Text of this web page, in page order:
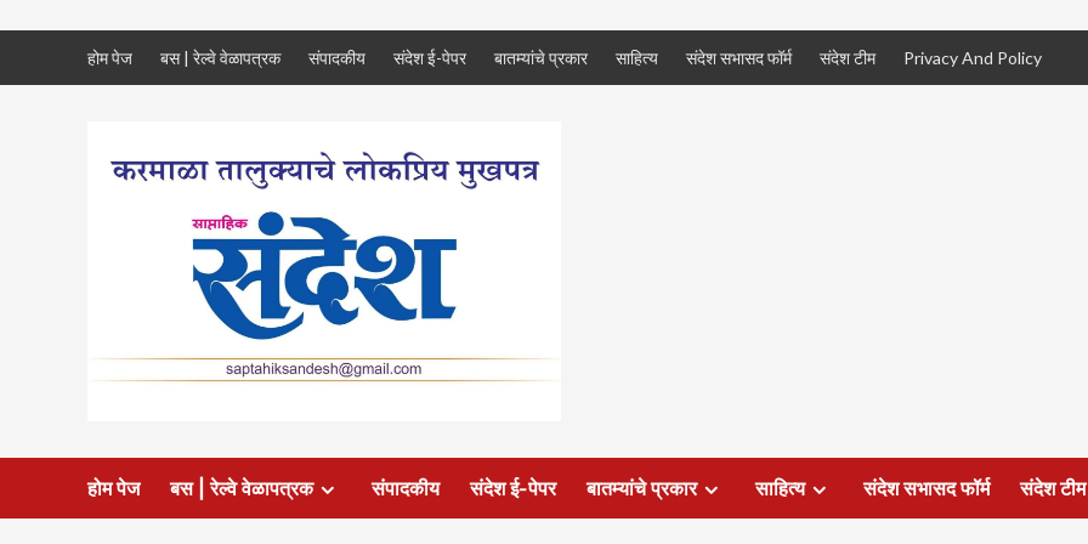
होम पेज बस | रेल्वे वेळापत्रक संपादकीय संदेश ई-पेपर बातम्यांचे प्रकार साहित्य संदेश सभासद फॉर्म संदेश टीम Privacy And Policy
होम पेज बस | रेल्वे वेळापत्रक संपादकीय संदेश ई-पेपर बातम्यांचे प्रकार साहित्य संदेश सभासद फॉर्म संदेश टीम